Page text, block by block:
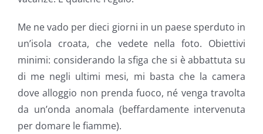
Me ne vado per dieci giorni in un paese sperduto in
un’isola croata, che vedete nella foto. Obiettivi
minimi: considerando la sfiga che si è abbattuta su
di me negli ultimi mesi, mi basta che la camera
dove alloggio non prenda fuoco, né venga travolta
da un’onda anomala (beffardamente intervenuta
per domare le fiamme).